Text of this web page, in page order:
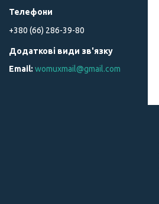
+380 (66) 286-39-80
womuxmail@gmail.com